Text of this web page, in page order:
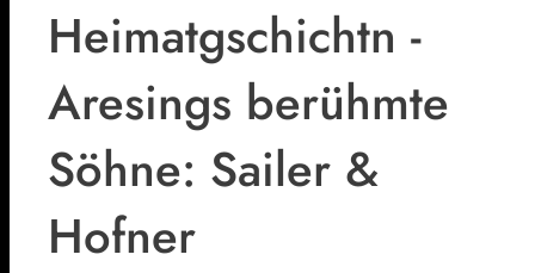
Heimatgschichtn -
Aresings berühmte
Söhne: Sailer &
Hofner